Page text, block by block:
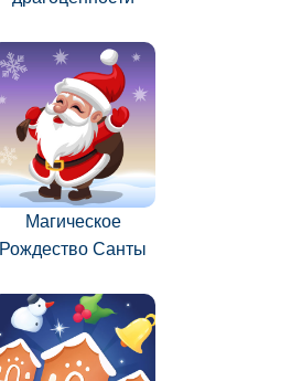
Магическое
Рождество Санты